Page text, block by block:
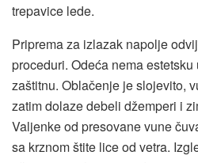
trepavice lede.
Priprema za izlazak napolje
proceduri. Odeća nema
zaštitnu. Oblačenje je slojevito,
zatim dolaze debeli džemperi i
Valjenke od presovane vune
sa krznom štite lice od vetra.